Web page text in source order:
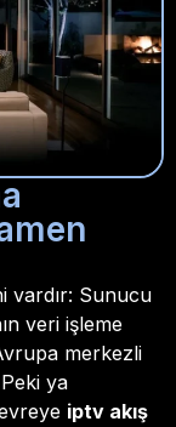
vardır: Sunucu
veri işleme
merkezli
ya
iptv akış